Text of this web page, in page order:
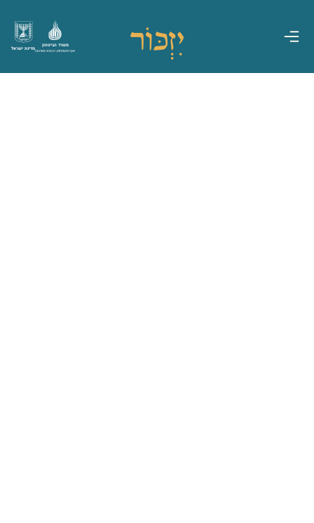
מדינת ישראל
משרד הביטחון
אגף משפחות, הנצחה ומורשת